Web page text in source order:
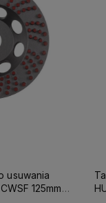
usuwania
125mm